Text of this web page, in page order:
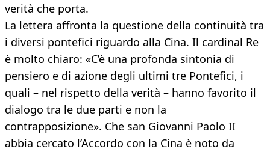
verità che porta.
La lettera affronta la questione della continuità tra
i diversi pontefici riguardo alla Cina. Il cardinal Re
è molto chiaro: «C’è una profonda sintonia di
pensiero e di azione degli ultimi tre Pontefici, i
quali – nel rispetto della verità – hanno favorito il
dialogo tra le due parti e non la
contrapposizione». Che san Giovanni Paolo II
abbia cercato l’Accordo con la Cina è noto da